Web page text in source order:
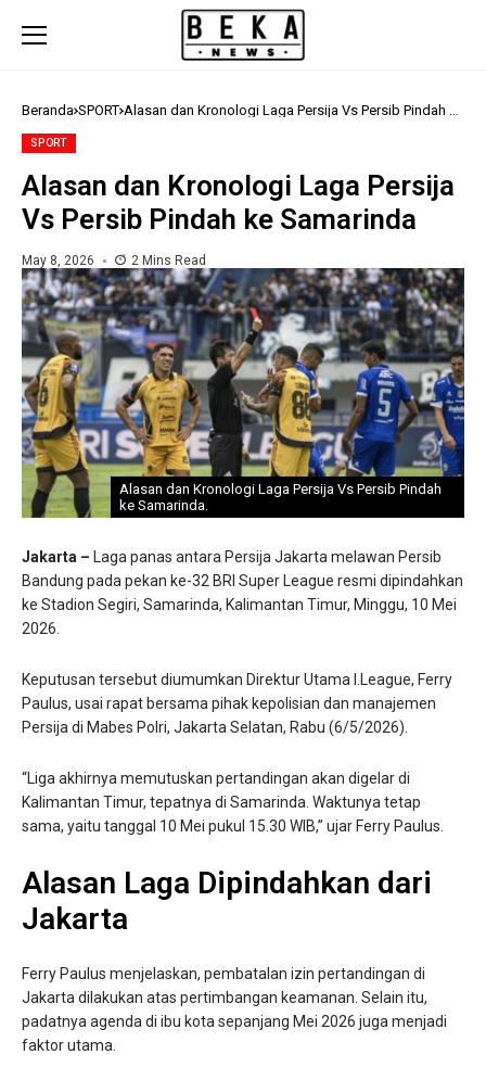
Beranda SPORT Alasan dan Kronologi Laga Persija Vs Persib Pindah ke
SPORT
Alasan dan Kronologi Laga Persija
Vs Persib Pindah ke Samarinda
May 8, 2026 2 Mins Read
Alasan dan Kronologi Laga Persija Vs Persib Pindah
ke Samarinda.
Jakarta – Laga panas antara Persija Jakarta melawan Persib
Bandung pada pekan ke-32 BRI Super League resmi dipindahkan
ke Stadion Segiri, Samarinda, Kalimantan Timur, Minggu, 10 Mei
2026.
Keputusan tersebut diumumkan Direktur Utama I.League, Ferry
Paulus, usai rapat bersama pihak kepolisian dan manajemen
Persija di Mabes Polri, Jakarta Selatan, Rabu (6/5/2026).
“Liga akhirnya memutuskan pertandingan akan digelar di
Kalimantan Timur, tepatnya di Samarinda. Waktunya tetap
sama, yaitu tanggal 10 Mei pukul 15.30 WIB,” ujar Ferry Paulus.
Alasan Laga Dipindahkan dari
Jakarta
Ferry Paulus menjelaskan, pembatalan izin pertandingan di
Jakarta dilakukan atas pertimbangan keamanan. Selain itu,
padatnya agenda di ibu kota sepanjang Mei 2026 juga menjadi
faktor utama.